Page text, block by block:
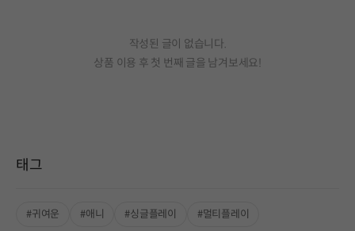
작성된 글이 없습니다.
상품 이용 후 첫 번째 글을 남겨보세요!
태그
#귀여운 #애니 #싱글플레이 #멀티플레이